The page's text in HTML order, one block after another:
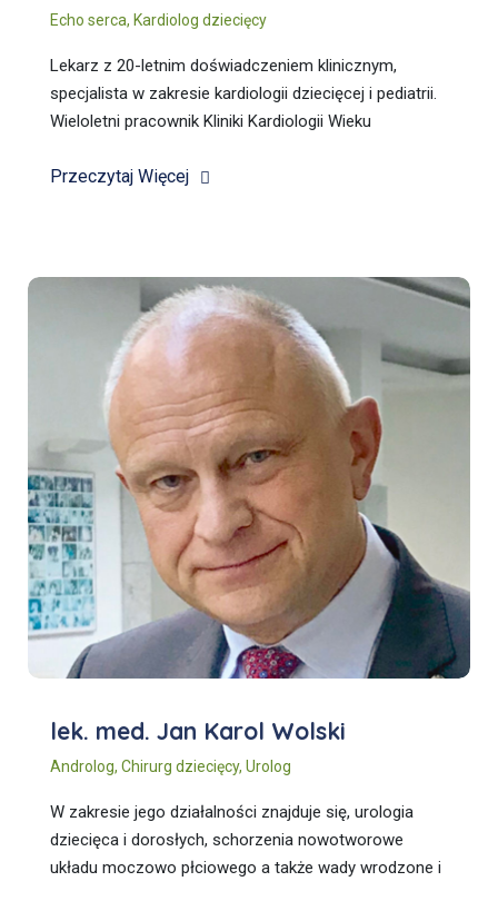
Echo serca, Kardiolog dziecięcy
Lekarz z 20-letnim doświadczeniem klinicznym,
specjalista w zakresie kardiologii dziecięcej i pediatrii.
Wieloletni pracownik Kliniki Kardiologii Wieku
Uniwersytetu Medycznego.
Przeczytaj Więcej
lek. med. Jan Karol Wolski
Androlog, Chirurg dziecięcy, Urolog
W zakresie jego działalności znajduje się, urologia
dziecięca i dorosłych, schorzenia nowotworowe
układu moczowo płciowego a także wady wrodzone i